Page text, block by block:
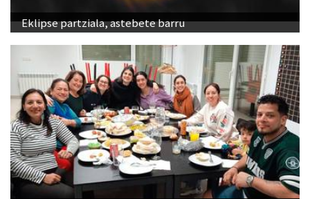
Eklipse partziala, astebete barru